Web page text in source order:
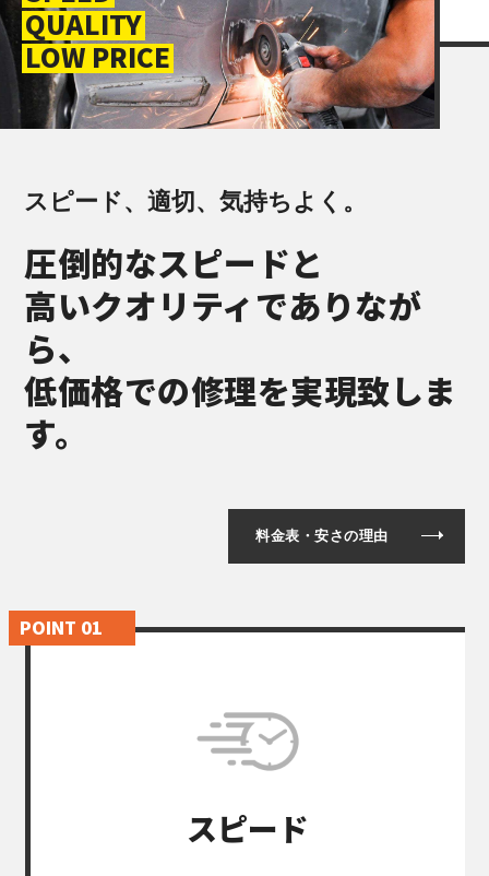
QUALITY
LOW PRICE
スピード、適切、気持ちよく。
圧倒的なスピードと
高いクオリティでありなが
ら、
低価格での修理を実現致しま
す。
料金表・安さの理由
スピード